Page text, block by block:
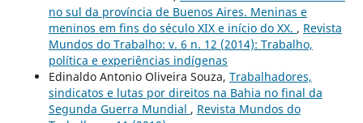
no sul da província de Buenos Aires. Meninas e
meninos em fins do século XIX e início do XX. , Revista
Mundos do Trabalho: v. 6 n. 12 (2014): Trabalho,
política e experiências indígenas
Edinaldo Antonio Oliveira Souza, Trabalhadores,
sindicatos e lutas por direitos na Bahia no final da
Segunda Guerra Mundial , Revista Mundos do